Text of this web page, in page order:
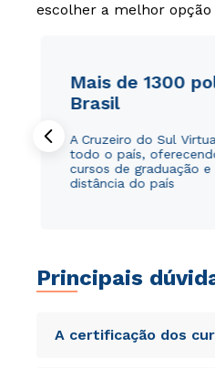
escolher a melhor
Mais de 1300
Brasil
A Cruzeiro do Sul
todo o país,
cursos de graduação
distância do país
Principais
A certificação dos